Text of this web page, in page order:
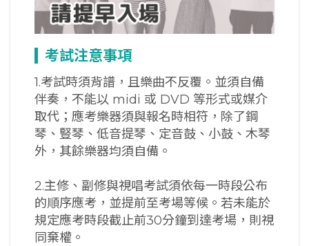
考試注意事項
1.考試時須背譜，且樂曲不反覆。並須自備
伴奏，不能以 midi 或 DVD 等形式或媒介
取代；應考樂器須與報名時相符，除了鋼
琴、豎琴、低音提琴、定音鼓、小鼓、木琴
外，其餘樂器均須自備。
2.主修、副修與視唱考試須依每一時段公布
的順序應考，並提前至考場等候。若未能於
規定應考時段截止前30分鐘到達考場，則視
同棄權。